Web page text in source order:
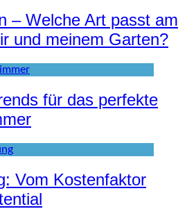
– Welche Art passt am
und meinem Garten?
für das perfekte
Vom Kostenfaktor